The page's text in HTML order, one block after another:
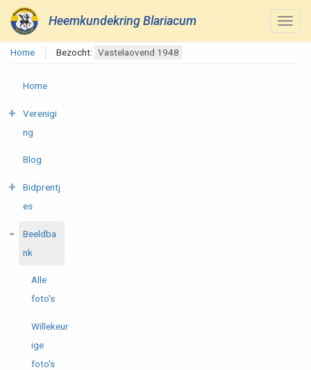
Heemkundekring Blariacum
Home Bezocht: Vastelaovend 1948
Home
Verenigi
ng
Blog
Bidprentj
es
Beeldba
nk
Alle
foto's
Willekeur
ige
foto's